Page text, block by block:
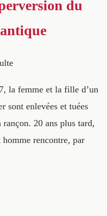
du
la femme et la fille d’un
sont enlevées et tuées
rançon. 20 ans plus tard,
rencontre, par